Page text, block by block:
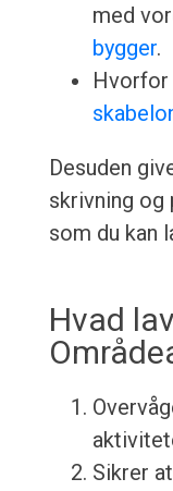
med
bygger.
Hvorfor
Desuden
skrivning og
som du kan
Hvad
Sikrer